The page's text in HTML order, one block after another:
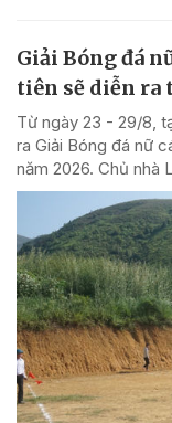
Giải Bóng đá
tiên sẽ diễn ra
Từ ngày 23 - 29/8,
ra Giải Bóng đá nữ
năm 2026. Chủ nhà